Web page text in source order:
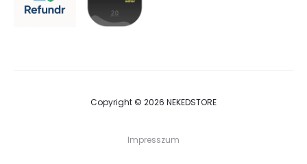
Copyright © 2026 NEKEDSTORE
Impresszum